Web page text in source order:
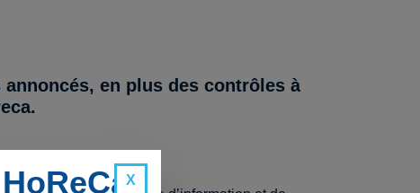
en plus des contrôles à